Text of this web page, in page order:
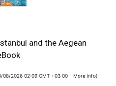
and the Aegean
08/2026 02:09 GMT +03:00 - More info)